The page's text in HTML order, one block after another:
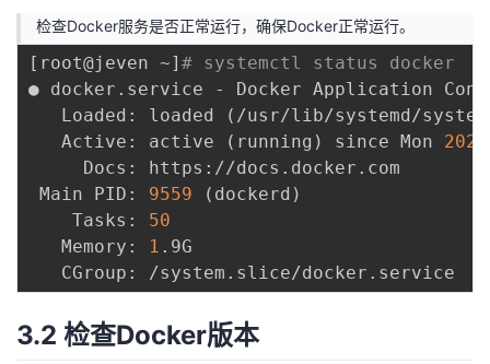
检查Docker服务是否正常运行，确保Docker正常运行。
[ root@jeven ~] # systemctl status docker
● docker.service - Docker Application
   Loaded: loaded
( /usr/lib/systemd/
   Active: active
( running ) since Mon 2024
     Docs: https://docs.docker.com
Main PID: 9559 ( dockerd )
    Tasks:
50
   Memory:
1 .9G
3.2 检查Docker版本